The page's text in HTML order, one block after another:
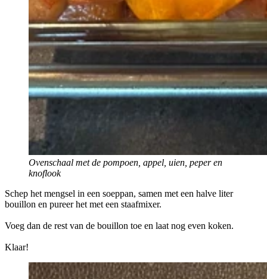
Ovenschaal met de pompoen, appel, uien, peper en
knoflook
Schep het mengsel in een soeppan, samen met een halve liter
bouillon en pureer het met een staafmixer.
Voeg dan de rest van de bouillon toe en laat nog even koken.
Klaar!